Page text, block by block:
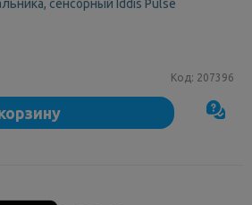
сенсорный Iddis Pulse
Код: 207396